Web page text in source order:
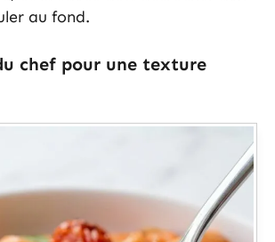
au fond.
chef pour une texture